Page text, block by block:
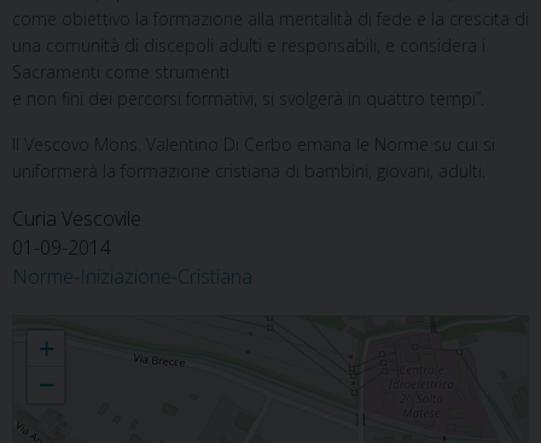
come obiettivo la formazione alla mentalità di fede e la crescita di
una comunità di discepoli adulti e responsabili, e considera i
Sacramenti come strumenti
e non fini dei percorsi formativi, si svolgerà in quattro tempi”.
Il Vescovo Mons. Valentino Di Cerbo emana le Norme su cui si
uniformerà la formazione cristiana di bambini, giovani, adulti.
Curia Vescovile
01-09-2014
Norme-Iniziazione-Cristiana
+
−